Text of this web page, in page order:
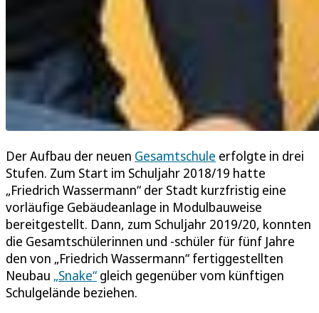
Der Aufbau der neuen Gesamtschule erfolgte in drei
Stufen. Zum Start im Schuljahr 2018/19 hatte
„Friedrich Wassermann“ der Stadt kurzfristig eine
vorläufige Gebäudeanlage in Modulbauweise
bereitgestellt. Dann, zum Schuljahr 2019/20, konnten
die Gesamtschülerinnen und -schüler für fünf Jahre
den von „Friedrich Wassermann“ fertiggestellten
Neubau „Snake“ gleich gegenüber vom künftigen
Schulgelände beziehen.